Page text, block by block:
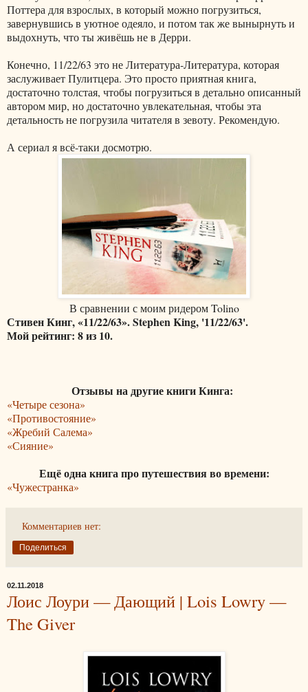
Поттера для взрослых, в который можно погрузиться,
завернувшись в уютное одеяло, и потом так же вынырнуть и
выдохнуть, что ты живёшь не в Дерри.
Конечно, 11/22/63 это не Литература-Литература, которая
заслуживает Пулитцера. Это просто приятная книга,
достаточно толстая, чтобы погрузиться в детально описанный
автором мир, но достаточно увлекательная, чтобы эта
детальность не погрузила читателя в зевоту. Рекомендую.
А сериал я всё-таки досмотрю.
В сравнении с моим ридером Tolino
Стивен Кинг, «11/22/63». Stephen King, '11/22/63'.
Мой рейтинг: 8 из 10.
Отзывы на другие книги Кинга:
«Четыре сезона»
«Противостояние»
«Жребий Салема»
«Сияние»
Ещё одна книга про путешествия во времени:
«Чужестранка»
Комментариев нет:
Поделиться
02.11.2018
Лоис Лоури — Дающий | Lois Lowry —
The Giver